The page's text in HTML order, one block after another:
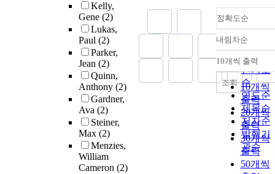
Kelly,
Gene (2)
Lukas,
Paul (2)
Parker,
Jean (2)
Quinn,
Anthony (2)
Gardner,
Ava (2)
Steiner,
Max (2)
Menzies,
William
Cameron (2)
정확도순
정확도
순
인기도
순
연도순
제목순
저자순
발행기
관순
내림차순
내림차
10개씩 출력
10개씩
출력
20개씩
출력
30개씩
출력
50개씩
조회